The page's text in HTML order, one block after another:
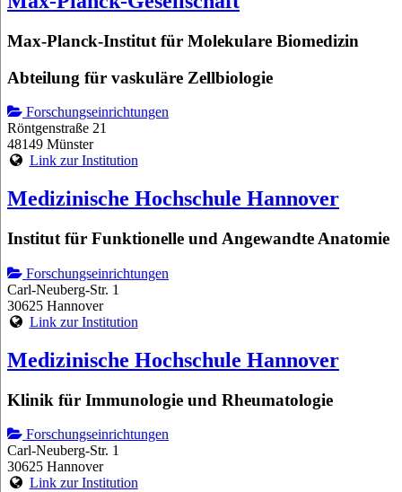
Max-Planck-Institut für Molekulare Biomedizin
Abteilung für vaskuläre Zellbiologie
Forschungseinrichtungen
Röntgenstraße 21
48149 Münster
Link zur Institution
Medizinische Hochschule Hannover
Institut für Funktionelle und Angewandte Anatomie
Forschungseinrichtungen
Carl-Neuberg-Str. 1
30625 Hannover
Link zur Institution
Medizinische Hochschule Hannover
Klinik für Immunologie und Rheumatologie
Forschungseinrichtungen
Carl-Neuberg-Str. 1
30625 Hannover
Link zur Institution